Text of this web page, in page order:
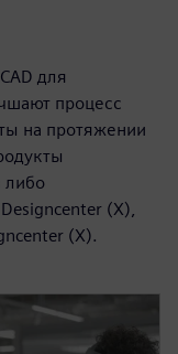
для
процесс
на протяжении
либо
(X),
(X).